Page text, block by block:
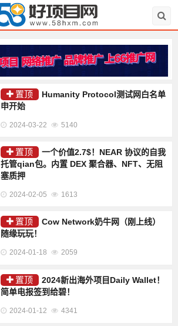
置顶
Humanity Protocol测试网白名单
申开始
2024-03-22 5140
置顶
一个价值2.7$！NEAR 协议的自我
托管qian包。内置 DEX 聚合器、NFT、无阻
塞质押
2024-02-05 1613
置顶
Cow Network奶牛网（刚上线）
随缘玩玩！
2024-01-18 2059
置顶
2024新出海外项目Daily Wallet！
简单电报签到给碧！
2024-01-12 4341